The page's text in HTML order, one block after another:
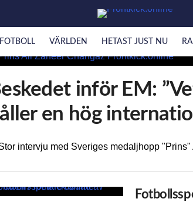
FOTBOLL VÄRLDEN HETAST JUST NU
inför EM:
en hög
intervju med Sveriges medaljhopp